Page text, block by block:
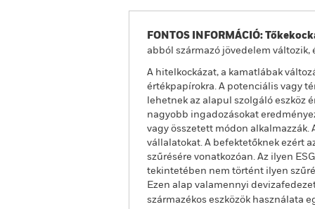
FONTOS INFORMÁCIÓ:
abból származó jövedelem
A hitelkockázat, a kamatlábak
értékpapírokra. A potenciális vagy
lehetnek az alapul szolgáló eszköz
nagyobb ingadozásokat
vagy összetett módon
vállalatokat. A befektetőknek ezért
szűrésére vonatkozóan. Az ilyen
tekintetében nem történt ilyen
Ezen alap valamennyi
származékos eszközök használata